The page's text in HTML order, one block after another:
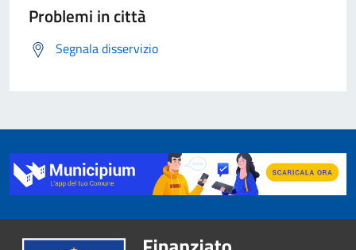
Problemi in città
Segnala disservizio